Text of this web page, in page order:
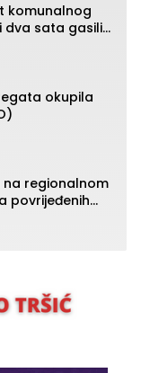
komunalnog
dva sata gasili
okupila
regionalnom
povrijeđenih